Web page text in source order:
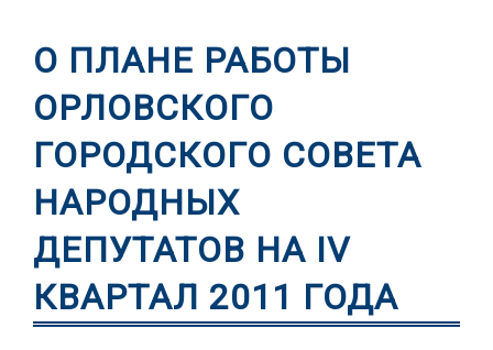
О ПЛАНЕ РАБОТЫ
ОРЛОВСКОГО
ГОРОДСКОГО СОВЕТА
НАРОДНЫХ
ДЕПУТАТОВ НА IV
КВАРТАЛ 2011 ГОДА